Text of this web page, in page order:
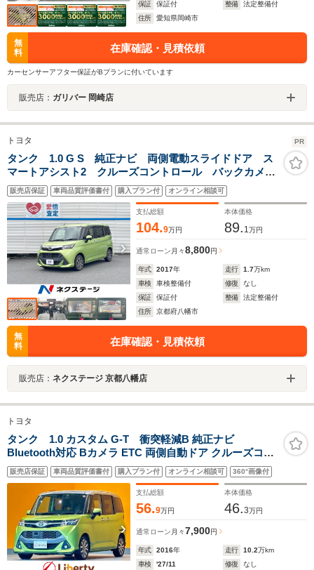
保証
保証付 整備
法定整備付
住所
愛知県岡崎市
無
料
在庫確認・見積依頼
カーセンサーアフター保証がBプランに付いています
販売店： ガリバー 岡崎店
トヨタ PR
タンク 1.0 G S 純正ナビ 両側電動スライドドア ス
マートアシスト2 クルーズコントロール バックカメ
ラ ETC Bluetooth LEDヘッドライト 純正14インチ
アルミホイール オートライト
販売店保証 車両品質評価書付 購入プラン付 オンライン相談可
支払総額
104.9万円
本体価格
89. 1万円
通常ローン 月々8,800円
年式 2017年 走行 1.7万km
車検
車検整備付 修復
なし
保証
保証付 整備
法定整備付
住所
京都府八幡市
無
料
在庫確認・見積依頼
販売店： ネクステージ 京都八幡店
トヨタ
タンク 1.0 カスタム G-T 衝突軽減B 純正ナビ
Bluetooth対応 Bカメラ ETC 両側自動ドア クルーズコン
トロール HIDヘッドライト フォグライト 前席シートヒー
ター スマートキー プッシュスタート アイドリングストッ
プ 純正アルミホイール
販売店保証 車両品質評価書付 購入プラン付 オンライン相談可 360°画像付
支払総額
56.9万円
本体価格
46.3万円
通常ローン 月々7,900円
年式 2016年 走行 10.2万km
車検
'27/11 修復
なし